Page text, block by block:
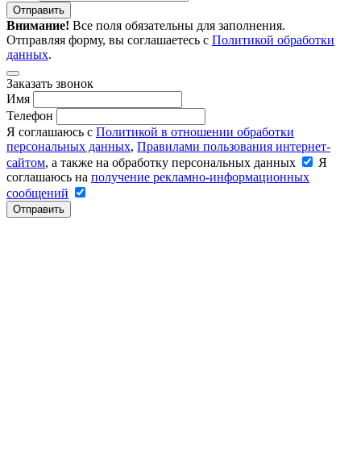
Отправить
Внимание! Все поля обязательны для заполнения.
Отправляя форму, вы соглашаетесь с Политикой обработки
данных.
Заказать звонок
Имя
Телефон
Я соглашаюсь с Политикой в отношении обработки
персональных данных, Правилами пользования интернет-
сайтом, а также на обработку персональных данных
Я
соглашаюсь на получение рекламно-информационных
сообщений
Отправить